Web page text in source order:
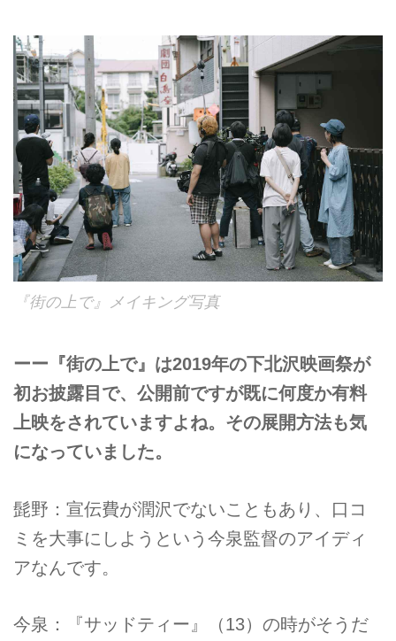
『街の上で』メイキング写真
ーー『街の上で』は2019年の下北沢映画祭が
初お披露目で、公開前ですが既に何度か有料
上映をされていますよね。その展開方法も気
になっていました。
髭野：宣伝費が潤沢でないこともあり、口コ
ミを大事にしようという今泉監督のアイディ
アなんです。
今泉：『サッドティー』（13）の時がそうだ